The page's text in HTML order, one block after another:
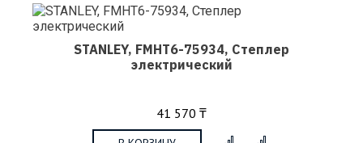
STANLEY, FMHT6-75934, Степлер
электрический
41 570 ₸